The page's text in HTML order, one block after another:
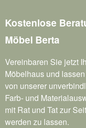
Kostenlose
Möbel Berta
Vereinbaren Sie jetzt
Möbelhaus und
von unserer
Farb- und
mit Rat und Tat zur
werden zu lassen.